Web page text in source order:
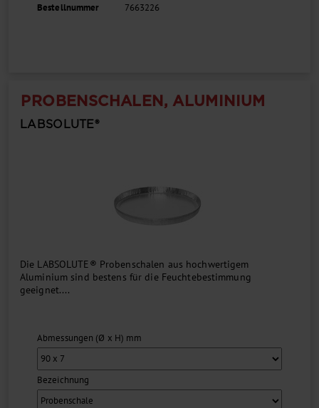
Bestellnummer 7663226
PROBENSCHALEN, ALUMINIUM
LABSOLUTE®
Die LABSOLUTE® Probenschalen aus hochwertigem
Aluminium sind bestens für die Feuchtebestimmung
geeignet....
Abmessungen (Ø x H) mm
Bezeichnung